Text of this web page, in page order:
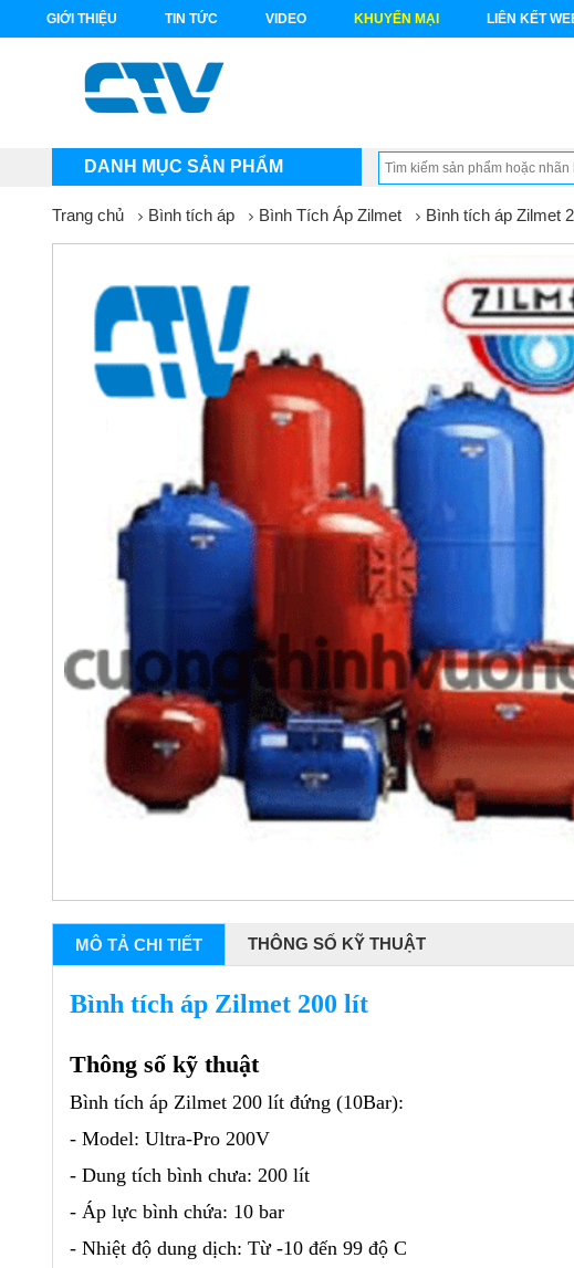
GIỚI THIỆU TIN TỨC VIDEO KHUYẾN MẠI LIÊN KẾT
DANH MỤC SẢN PHẨM
Trang chủ Bình tích áp Bình Tích Áp Zilmet Bình tích áp Zilmet
MÔ TẢ CHI TIẾT THÔNG SỐ KỸ THUẬT
Bình tích áp Zilmet 200 lít
Thông số kỹ thuật
Bình tích áp Zilmet 200 lít đứng (10Bar):
- Model: Ultra-Pro 200V
- Dung tích bình chưa: 200 lít
- Áp lực bình chứa: 10 bar
- Nhiệt độ dung dịch: Từ -10 đến 99 độ C